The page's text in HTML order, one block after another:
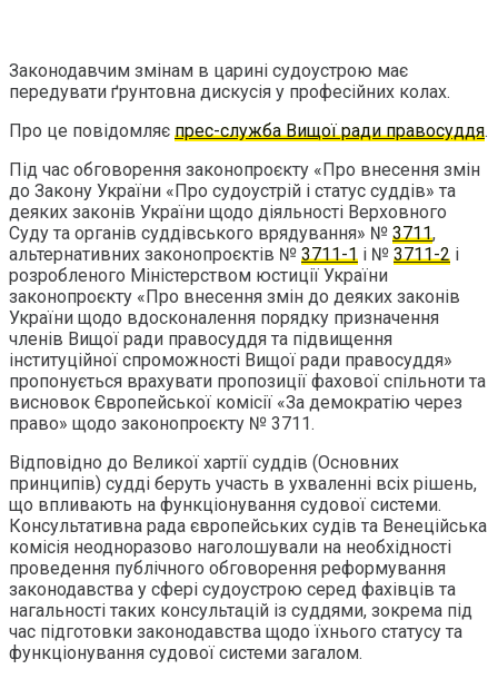
Законодавчим змінам в царині судоустрою має
передувати ґрунтовна дискусія у професійних колах.
Про це повідомляє прес-служба Вищої ради правосуддя.
Під час обговорення законопроєкту «Про внесення змін
до Закону України «Про судоустрій і статус суддів» та
деяких законів України щодо діяльності Верховного
Суду та органів суддівського врядування» № 3711,
альтернативних законопроєктів № 3711-1 і № 3711-2 і
розробленого Міністерством юстиції України
законопроєкту «Про внесення змін до деяких законів
України щодо вдосконалення порядку призначення
членів Вищої ради правосуддя та підвищення
інституційної спроможності Вищої ради правосуддя»
пропонується врахувати пропозиції фахової спільноти та
висновок Європейської комісії «За демократію через
право» щодо законопроєкту № 3711.
Відповідно до Великої хартії суддів (Основних
принципів) судді беруть участь в ухваленні всіх рішень,
що впливають на функціонування судової системи.
Консультативна рада європейських судів та Венеційська
комісія неодноразово наголошували на необхідності
проведення публічного обговорення реформування
законодавства у сфері судоустрою серед фахівців та
нагальності таких консультацій із суддями, зокрема під
час підготовки законодавства щодо їхнього статусу та
функціонування судової системи загалом.